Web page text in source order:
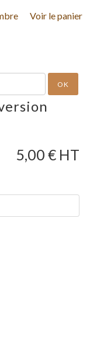
Voir le panier
OK
5,00 € HT